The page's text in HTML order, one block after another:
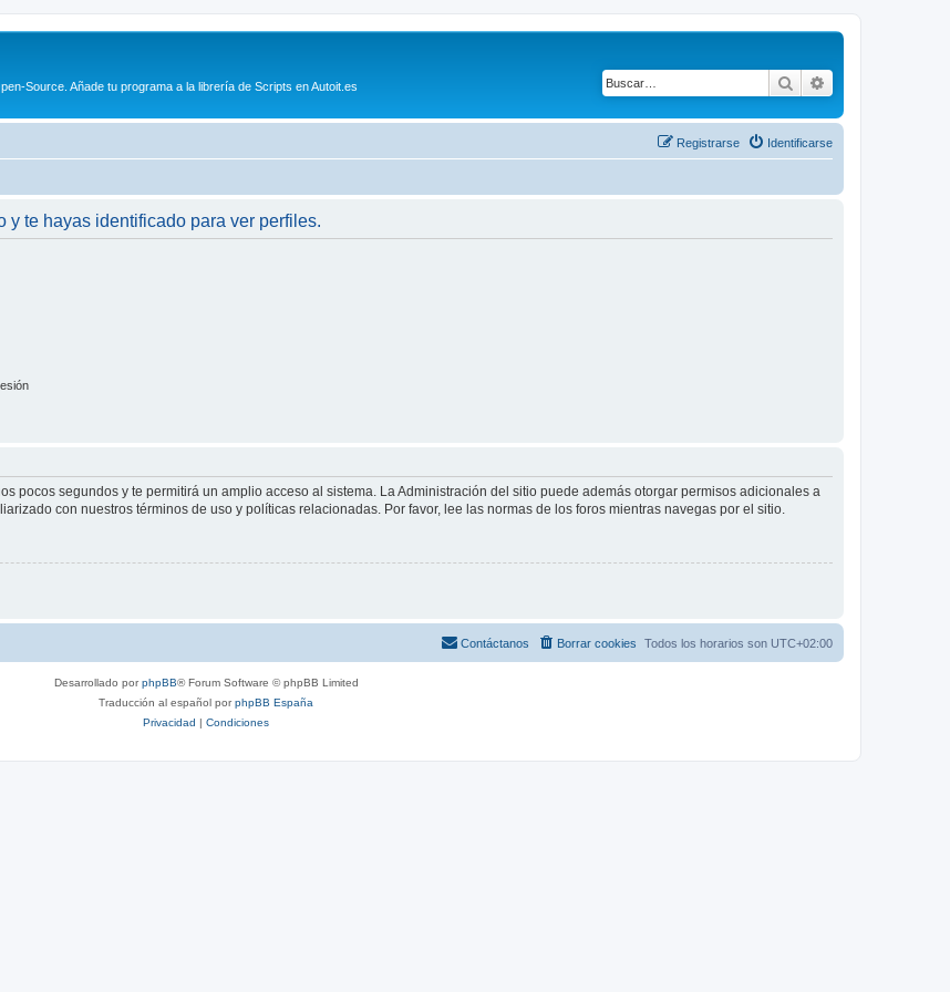
Source. Añade tu programa a la librería de Scripts en Autoit.es Buscar
Identificarse
Registrarse
y te hayas identificado para ver perfiles.
pocos segundos y te permitirá un amplio acceso al sistema. La Administración del sitio puede además otorgar permisos adicionales a
con nuestros términos de uso y políticas relacionadas. Por favor, lee las normas de los foros mientras navegas por el sitio.
Todos los horarios son UTC+02:00
Borrar cookies
Contáctanos
Desarrollado porphpBB® Forum Software © phpBB Limited
Traducción al español porphpBB España
Privacidad | Condiciones